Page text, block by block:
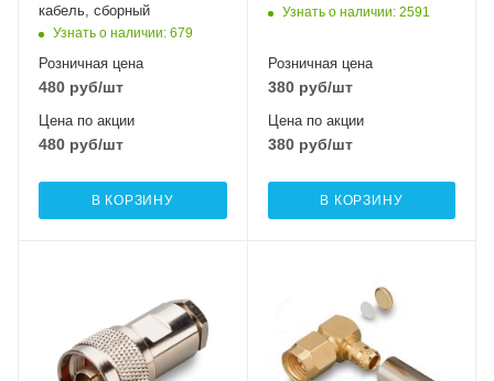
кабель, сборный
Узнать о наличии: 679
Розничная цена
480 руб/шт
Цена по акции
480 руб/шт
В КОРЗИНУ
Узнать о наличии: 2591
Розничная цена
380руб/шт
Цена по акции
380руб/шт
В КОРЗИНУ